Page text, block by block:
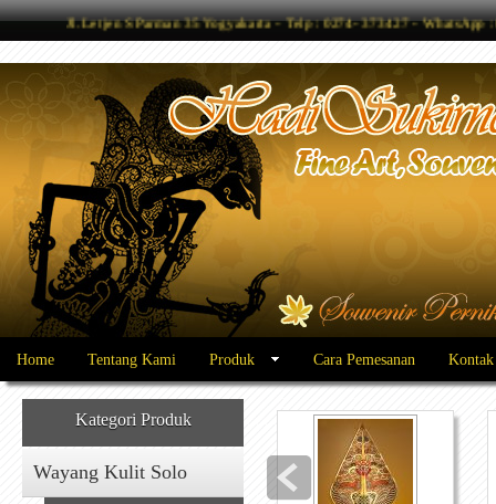
Jl. Letjen S Parman 35 Yogyakarta - Telp : 0274- 373427 -
Home Tentang Kami Produk Cara Pemesanan
Kategori Produk
Wayang Kulit Solo